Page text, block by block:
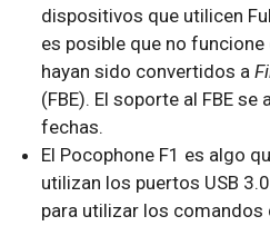
dispositivos que utilicen
es posible que no
hayan sido convertidos a
(FBE). El soporte al FBE
fechas.
El Pocophone F1 es algo
utilizan los puertos USB
para utilizar los comandos